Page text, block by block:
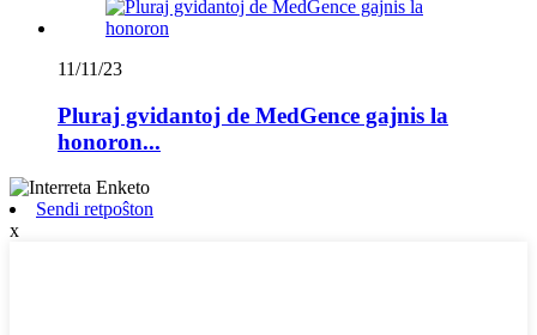
11/11/23
Pluraj gvidantoj de MedGence gajnis la
honoron...
Sendi retpoŝton
x